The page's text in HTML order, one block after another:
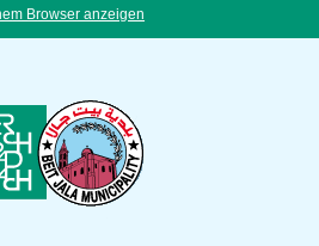
Browser anzeigen